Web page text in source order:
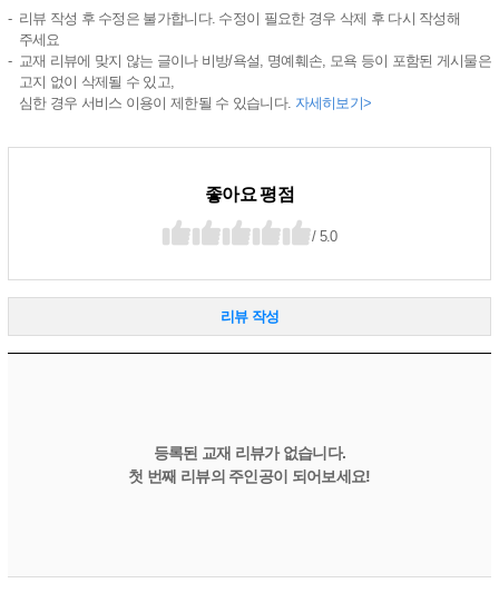
리뷰 작성 후 수정은 불가합니다. 수정이 필요한 경우 삭제 후 다시 작성해
주세요
교재 리뷰에 맞지 않는 글이나 비방/욕설, 명예훼손, 모욕 등이 포함된 게시물은
고지 없이 삭제될 수 있고,
심한 경우 서비스 이용이 제한될 수 있습니다. 자세히보기>
좋아요 평점
/ 5.0
리뷰 작성
등록된 교재 리뷰가 없습니다.
첫 번째 리뷰의 주인공이 되어보세요!